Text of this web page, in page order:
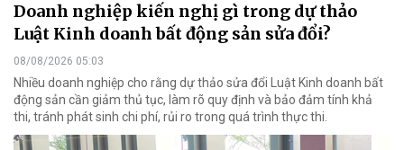
Doanh nghiệp kiến nghị gì trong dự thảo
Luật Kinh doanh bất động sản sửa đổi?
08/08/2026 05:03
Nhiều doanh nghiệp cho rằng dự thảo sửa đổi Luật Kinh doanh bất
động sản cần giảm thủ tục, làm rõ quy định và bảo đảm tính khả
thi, tránh phát sinh chi phí, rủi ro trong quá trình thực thi.